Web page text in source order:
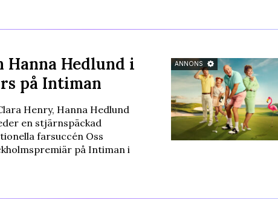
ANNONS
Hanna Hedlund i
på Intiman
Henry, Hanna Hedlund
en stjärnspäckad
farsuccén Oss
på Intiman i